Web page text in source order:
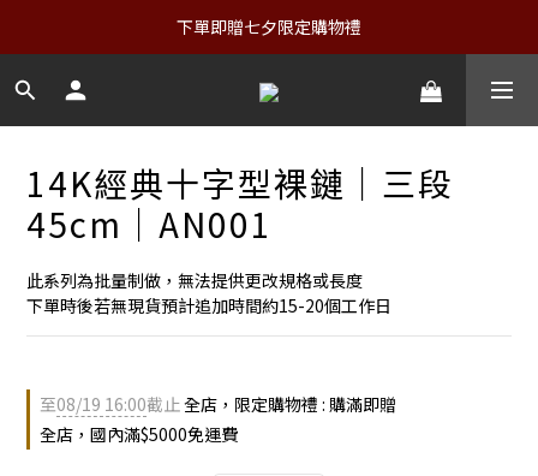
下單即贈七夕限定購物禮
14K經典十字型裸鏈｜三段
45cm｜AN001
此系列為批量制做，無法提供更改規格或長度
下單時後若無現貨預計追加時間約15-20個工作日
至08/19 16:00截止全店，限定購物禮 : 購滿即贈
全店，國內滿$5000免運費